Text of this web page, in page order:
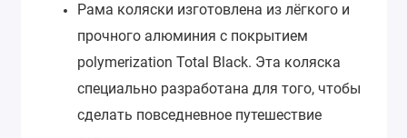
Рама коляски изготовлена из лёгкого и
прочного алюминия с покрытием
polymerization Total Black. Эта коляска
специально разработана для того, чтобы
сделать повседневное путешествие